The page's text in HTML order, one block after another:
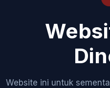
Website ini untuk